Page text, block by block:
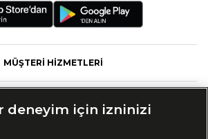
MÜŞTERİ HİZMETLERİ
deneyim için izninizi